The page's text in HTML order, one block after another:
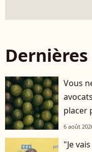
Vous
placer
6 août
"Je